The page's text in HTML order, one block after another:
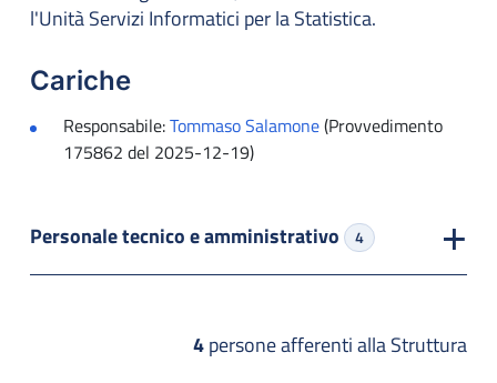
l'Unità Servizi Informatici per la Statistica.
Cariche
Responsabile:Tommaso Salamone(Provvedimento
175862 del 2025-12-19)
Personale tecnico e amministrativo 4
4persone afferenti alla Struttura